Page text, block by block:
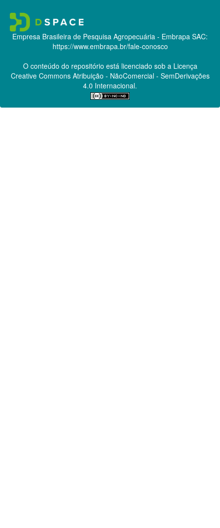
Empresa Brasileira de Pesquisa Agropecuária - Embrapa SAC:
https://www.embrapa.br/fale-conosco
O conteúdo do repositório está licenciado sob a Licença
Creative CommonsAtribuição - NãoComercial - SemDerivações
4.0 Internacional.